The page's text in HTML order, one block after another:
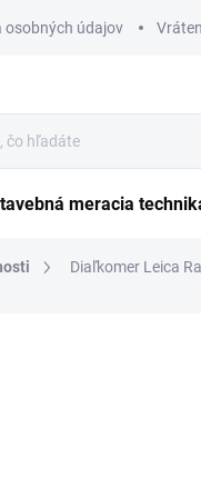
osobných údajov
meracia
Diaľkomer Leica